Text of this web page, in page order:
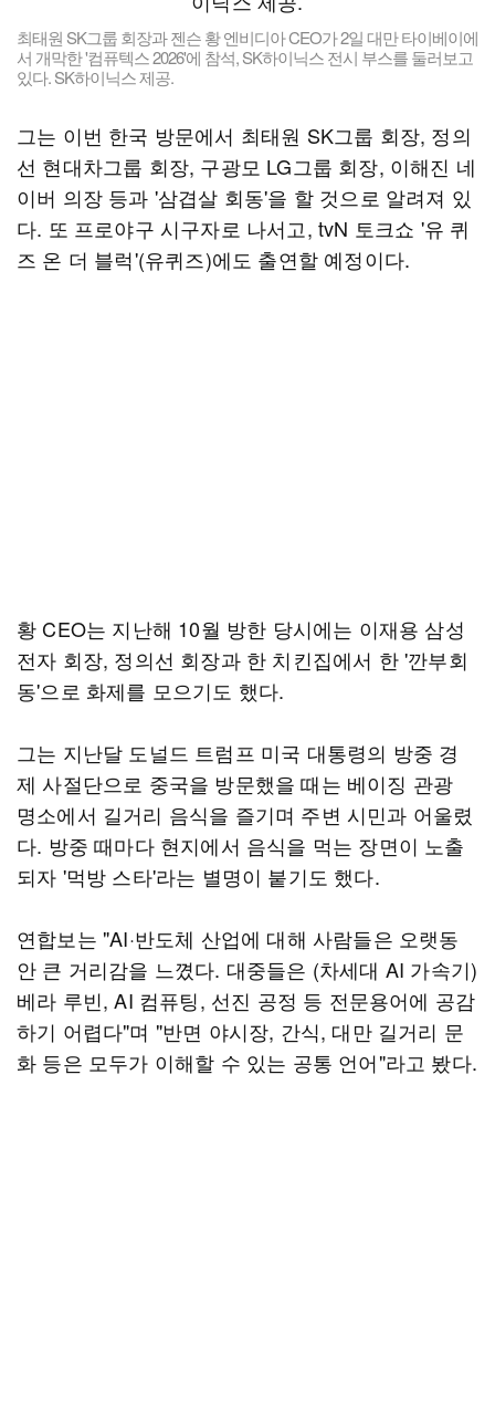
최태원 SK그룹 회장과 젠슨 황 엔비디아 CEO가 2일 대만 타이베이에
서 개막한 '컴퓨텍스 2026'에 참석, SK하이닉스 전시 부스를 둘러보고
있다. SK하이닉스 제공.
그는 이번 한국 방문에서 최태원 SK그룹 회장, 정의
선 현대차그룹 회장, 구광모 LG그룹 회장, 이해진 네
이버 의장 등과 '삼겹살 회동'을 할 것으로 알려져 있
다. 또 프로야구 시구자로 나서고, tvN 토크쇼 '유 퀴
즈 온 더 블럭'(유퀴즈)에도 출연할 예정이다.
황 CEO는 지난해 10월 방한 당시에는 이재용 삼성
전자 회장, 정의선 회장과 한 치킨집에서 한 '깐부회
동'으로 화제를 모으기도 했다.
그는 지난달 도널드 트럼프 미국 대통령의 방중 경
제 사절단으로 중국을 방문했을 때는 베이징 관광
명소에서 길거리 음식을 즐기며 주변 시민과 어울렸
다. 방중 때마다 현지에서 음식을 먹는 장면이 노출
되자 '먹방 스타'라는 별명이 붙기도 했다.
연합보는 "AI·반도체 산업에 대해 사람들은 오랫동
안 큰 거리감을 느꼈다. 대중들은 (차세대 AI 가속기)
베라 루빈, AI 컴퓨팅, 선진 공정 등 전문용어에 공감
하기 어렵다"며 "반면 야시장, 간식, 대만 길거리 문
화 등은 모두가 이해할 수 있는 공통 언어"라고 봤다.